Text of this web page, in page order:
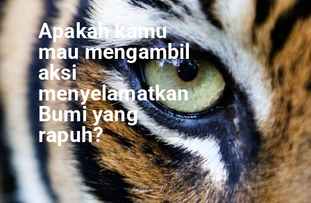
Apakah kamu
mau mengambil
aksi
menyelamatkan
Bumi yang
rapuh?